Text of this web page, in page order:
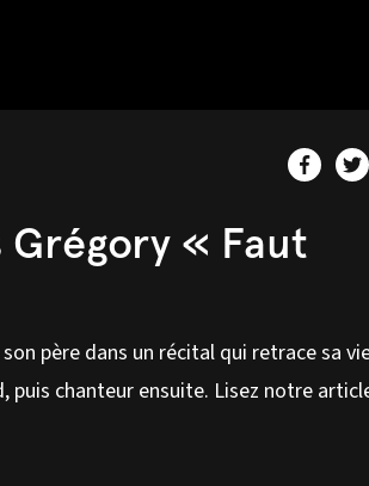
Grégory « Faut
père dans un récital qui retrace sa
puis chanteur ensuite. Lisez notre